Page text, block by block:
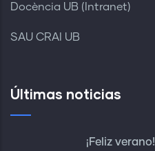
Docència UB (Intranet)
SAU CRAI UB
Últimas noticias
¡Feliz verano!